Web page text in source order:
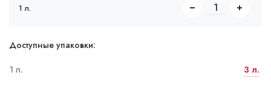
1 л.
Доступные упаковки:
1 л. 3 л.